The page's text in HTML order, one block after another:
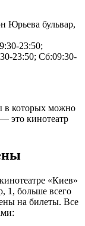
Юрьева бульвар,
23:50;
23:50; Сб:09:30-
в которых можно
это кинотеатр
«Киев»
1, больше всего
на билеты. Все